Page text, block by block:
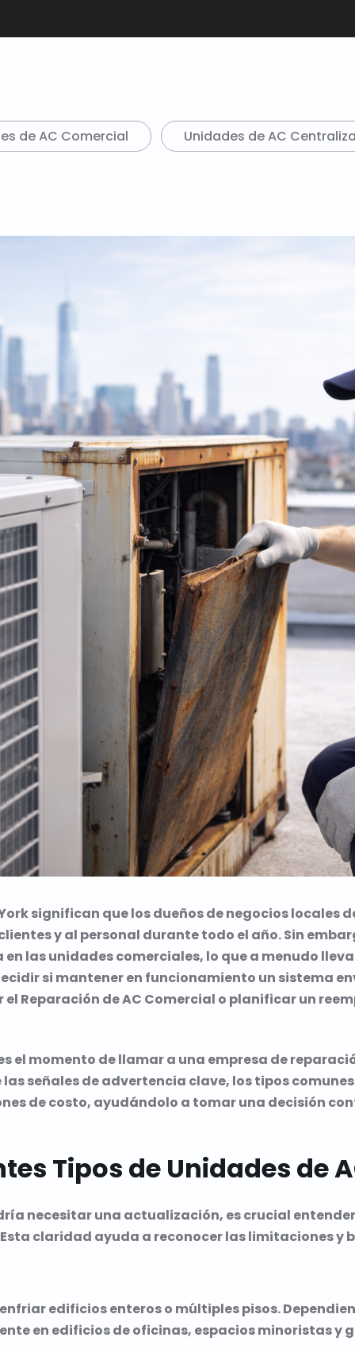
de AC Comercial Unidades de AC
significan que los dueños de negocios locales
y al personal durante todo el año. Sin
las unidades comerciales, lo que a menudo
si mantener en funcionamiento un sistema
el Reparación de AC Comercial o planificar un
el momento de llamar a una empresa de
señales de advertencia clave, los tipos
de costo, ayudándolo a tomar una decisión
Tipos de Unidades de
necesitar una actualización, es crucial
claridad ayuda a reconocer las limitaciones y
edificios enteros o múltiples pisos.
en edificios de oficinas, espacios minoristas y